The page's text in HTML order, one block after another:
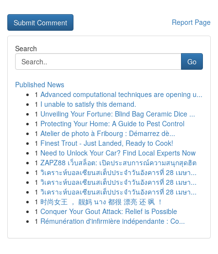
Report Page
Search
Go
Published News
1 Advanced computational techniques are opening u...
1 I unable to satisfy this demand.
1 Unveiling Your Fortune: Blind Bag Ceramic Dice ...
1 Protecting Your Home: A Guide to Pest Control
1 Atelier de photo à Fribourg : Démarrez dè...
1 Finest Trout - Just Landed, Ready to Cook!
1 Need to Unlock Your Car? Find Local Experts Now
1 ZAPZ88 เว็บสล็อต: เปิดประสบการณ์ความสนุกสุดฮิต
1 วิเคราะห์บอลเซียนสเต็ปประจำวันอังคารที่ 28 เมษา...
1 วิเคราะห์บอลเซียนสเต็ปประจำวันอังคารที่ 28 เมษา...
1 วิเคราะห์บอลเซียนสเต็ปประจำวันอังคารที่ 28 เมษา...
1 时尚女王 ， 靓妈 นาง 都很 漂亮 还 飒 ！
1 Conquer Your Gout Attack: Relief is Possible
1 Rémunération d'infirmière indépendante : Co...